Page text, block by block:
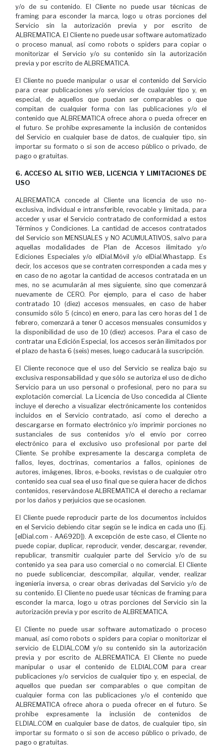
y/o de su contenido. El Cliente no puede usar técnicas de
framing para esconder la marca, logo u otras porciones del
Servicio sin la autorización previa y por escrito de
ALBREMATICA. El Cliente no puede usar software automatizado
o proceso manual, así como robots o spiders para copiar o
monitorizar el Servicio y/o su contenido sin la autorización
previa y por escrito de ALBREMATICA.
El Cliente no puede manipular o usar el contenido del Servicio
para crear publicaciones y/o servicios de cualquier tipo y, en
especial, de aquellos que puedan ser comparables o que
compitan de cualquier forma con las publicaciones y/o el
contenido que ALBREMATICA ofrece ahora o pueda ofrecer en
el futuro. Se prohíbe expresamente la inclusión de contenidos
del Servicio en cualquier base de datos, de cualquier tipo, sin
importar su formato o si son de acceso público o privado, de
pago o gratuitas.
6. ACCESO AL SITIO WEB, LICENCIA Y LIMITACIONES DE
USO
ALBREMATICA concede al Cliente una licencia de uso no-
exclusiva, individual e intransferible, revocable y limitada, para
acceder y usar el Servicio contratado de conformidad a estos
Términos y Condiciones. La cantidad de accesos contratados
del Servicio son MENSUALES y NO ACUMULATIVOS, salvo para
aquellas modalidades de Plan de Accesos ilimitado y/o
Ediciones Especiales y/o elDial.Móvil y/o elDial.Whastapp. Es
decir, los accesos que se contraten corresponden a cada mes y
en caso de no agotar la cantidad de accesos contratada en un
mes, no se acumularán al mes siguiente, sino que comenzará
nuevamente de CERO. Por ejemplo, para el caso de haber
contratado 10 (diez) accesos mensuales, en caso de haber
consumido sólo 5 (cinco) en enero, para las cero horas del 1 de
febrero, comenzará a tener 0 accesos mensuales consumidos y
la disponibilidad de uso de 10 (diez) accesos. Para el caso de
contratar una Edición Especial, los accesos serán ilimitados por
el plazo de hasta 6 (seis) meses, luego caducará la suscripción.
El Cliente reconoce que el uso del Servicio se realiza bajo su
exclusiva responsabilidad y que sólo se autoriza el uso de dicho
Servicio para un uso personal o profesional, pero no para su
explotación comercial. La Licencia de Uso concedida al Cliente
incluye el derecho a visualizar electrónicamente los contenidos
incluidos en el Servicio contratado, así como el derecho a
descargarse en formato electrónico y/o imprimir porciones no
sustanciales de sus contenidos y/o el envío por correo
electrónico para el exclusivo uso profesional por parte del
Cliente. Se prohíbe expresamente la descarga completa de
fallos, leyes, doctrinas, comentarios a fallos, opiniones de
autores, imágenes, libros, e-books, revistas o de cualquier otro
contenido sea cual sea el uso final que se quiera hacer de dichos
contenidos, reservándose ALBREMATICA el derecho a reclamar
por los daños y perjuicios que se ocasionen.
El Cliente puede reproducir parte de los documentos incluidos
en el Servicio debiendo citar según se le indica en cada uno (Ej.
[elDial.com - AA692D]). A excepción de este caso, el Cliente no
puede copiar, duplicar, reproducir, vender, descargar, revender,
republicar, transmitir cualquier parte del Servicio y/o de su
contenido ya sea para uso comercial o no comercial. El Cliente
no puede sublicenciar, descompilar, alquilar, vender, realizar
ingeniería inversa, o crear obras derivadas del Servicio y/o de
su contenido. El Cliente no puede usar técnicas de framing para
esconder la marca, logo u otras porciones del Servicio sin la
autorización previa y por escrito de ALBREMATICA.
El Cliente no puede usar software automatizado o proceso
manual, así como robots o spiders para copiar o monitorizar el
servicio de ELDIAL.COM y/o su contenido sin la autorización
previa y por escrito de ALBREMATICA. El Cliente no puede
manipular o usar el contenido de ELDIAL.COM para crear
publicaciones y/o servicios de cualquier tipo y, en especial, de
aquellos que puedan ser comparables o que compitan de
cualquier forma con las publicaciones y/o el contenido que
ALBREMATICA ofrece ahora o pueda ofrecer en el futuro. Se
prohíbe expresamente la inclusión de contenidos de
ELDIAL.COM en cualquier base de datos, de cualquier tipo, sin
importar su formato o si son de acceso público o privado, de
pago o gratuitas.